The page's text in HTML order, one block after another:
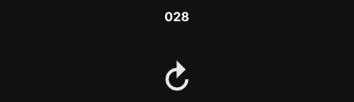
028